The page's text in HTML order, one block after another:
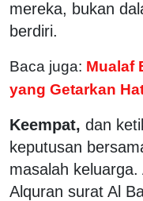
mereka, bukan
berdiri.
Baca juga: Mualaf
yang Getarkan
Keempat, dan
keputusan
masalah
Alquran surat Al